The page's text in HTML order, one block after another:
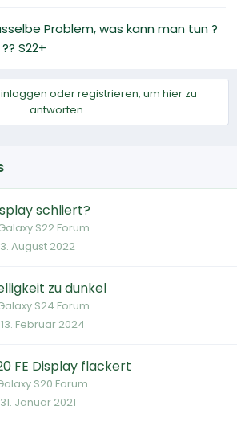
Problem, was kann man tun ?
S22+
oder registrieren, um hier zu
antworten.
schliert?
S22 Forum
3. August 2022
zu dunkel
S24 Forum
13. Februar 2024
FE Display flackert
S20 Forum
31. Januar 2021